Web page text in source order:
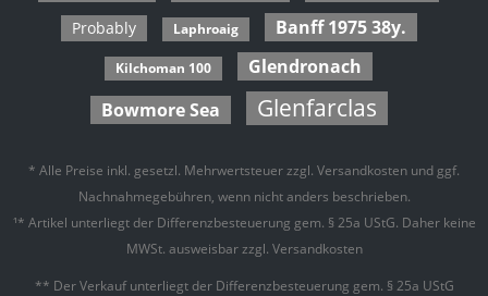
Probably
Laphroaig Banff 1975 38y.
Kilchoman 100
Glendronach
Bowmore Sea
Glenfarclas
* Alle Preise inkl. gesetzl. Mehrwertsteuer zzgl. Versandkosten und ggf.
Nachnahmegebühren, wenn nicht anders beschrieben.
¹* Artikel unterliegt der Differenzbesteuerung gem. § 25a UStG. Daher keine
MWSt. ausweisbar zzgl. Versandkosten
** Der Verkauf unterliegt der Differenzbesteuerung gem. § 25a UStG